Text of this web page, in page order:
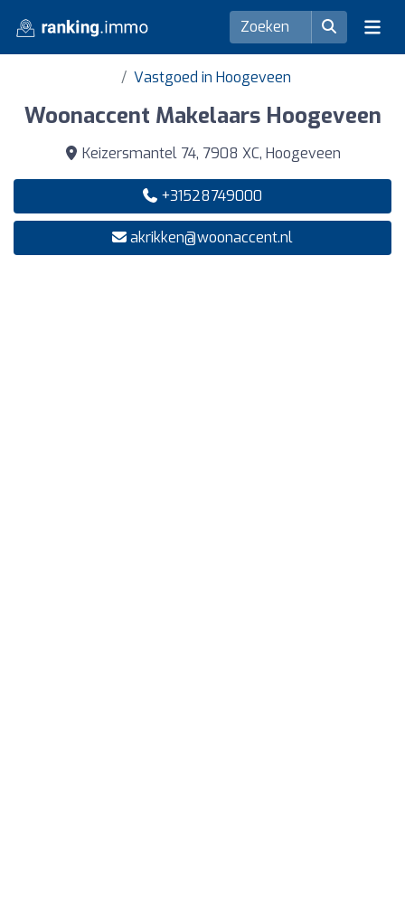
Vastgoed in Hoogeveen
Woonaccent Makelaars Hoogeveen
Keizersmantel 74, 7908 XC, Hoogeveen
+31528749000
akrikken@woonaccent.nl